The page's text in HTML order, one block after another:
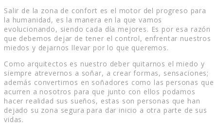
Salir de la zona de confort es el motor del progreso para
la humanidad, es la manera en la que vamos
evolucionando, siendo cada día mejores. Es por esa razón
que debemos dejar de tener el control, enfrentar nuestros
miedos y dejarnos llevar por lo que queremos.
Como arquitectos es nuestro deber quitarnos el miedo y
siempre atrevernos a soñar, a crear formas, sensaciones;
además convertirnos en soñadores como las personas que
acurren a nosotros para que junto con ellos podamos
hacer realidad sus sueños, estas son personas que han
dejado su zona segura para dar inicio a otra parte de sus
vidas.